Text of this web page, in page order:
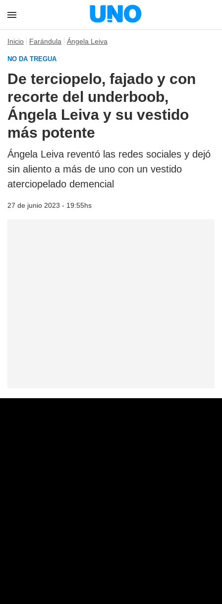
Inicio Farándula Ángela Leiva
NO DA TREGUA
De terciopelo, fajado y con
recorte del underboob,
Ángela Leiva y su vestido
más potente
Ángela Leiva reventó las redes sociales y dejó
sin aliento a más de uno con un vestido
aterciopelado demencial
27 de junio 2023 - 19:55hs